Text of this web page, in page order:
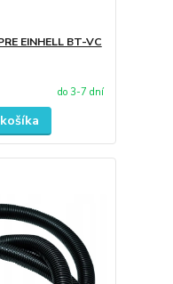
EINHELL BT-VC
do 3-7 dní